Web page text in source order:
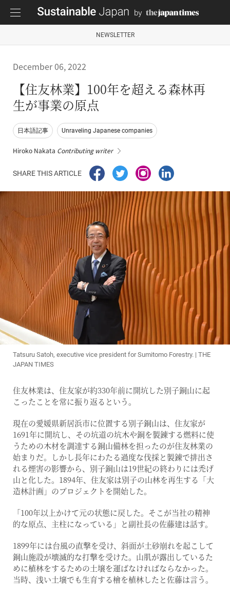
NEWSLETTER
December 06, 2022
【住友林業】100年を超える森林再
生が事業の原点
日本語記事 Unraveling Japanese companies
Hiroko Nakata Contributing writer
SHARE THIS ARTICLE
Tatsuru Satoh, executive vice president for Sumitomo Forestry. | THE
JAPAN TIMES
住友林業は、住友家が約330年前に開坑した別子銅山に起
こったことを常に振り返るという。
現在の愛媛県新居浜市に位置する別子銅山は、住友家が
1691年に開坑し、その坑道の坑木や銅を製錬する燃料に使
うための木材を調達する銅山備林を担ったのが住友林業の
始まりだ。しかし長年にわたる過度な伐採と製錬で排出さ
れる煙害の影響から、別子銅山は19世紀の終わりには禿げ
山と化した。1894年、住友家は別子の山林を再生する「大
造林計画」のプロジェクトを開始した。
「100年以上かけて元の状態に戻した。そこが当社の精神
的な原点、主柱になっている」と副社長の佐藤建は話す。
1899年には台風の直撃を受け、斜面が土砂崩れを起こして
銅山施設が壊滅的な打撃を受けた。山肌が露出しているた
めに植林をするための土壌を運ばなければならなかった。
当時、浅い土壌でも生育する檜を植林したと佐藤は言う。